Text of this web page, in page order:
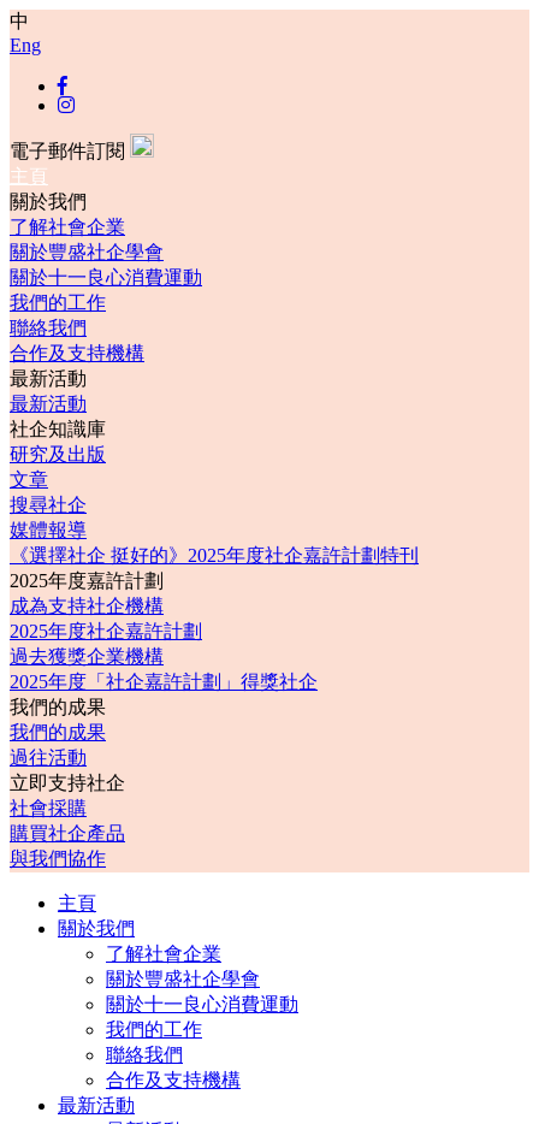
中
Eng
電子郵件訂閱
主頁
關於我們
了解社會企業
關於豐盛社企學會
關於十一良心消費運動
我們的工作
聯絡我們
合作及支持機構
最新活動
最新活動
社企知識庫
研究及出版
文章
搜尋社企
媒體報導
《選擇社企 挺好的》2025年度社企嘉許計劃特刊
2025年度嘉許計劃
成為支持社企機構
2025年度社企嘉許計劃
過去獲獎企業機構
2025年度「社企嘉許計劃」得獎社企
我們的成果
我們的成果
過往活動
立即支持社企
社會採購
購買社企產品
與我們協作
主頁
關於我們
了解社會企業
關於豐盛社企學會
關於十一良心消費運動
我們的工作
聯絡我們
合作及支持機構
最新活動